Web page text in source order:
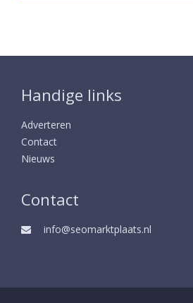
Handige links
Adverteren
Contact
Nieuws
Contact
info@seomarktplaats.nl